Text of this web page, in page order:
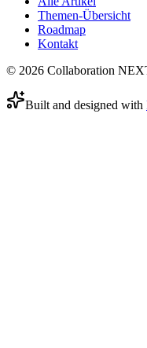
Themen-Übersicht
Roadmap
Kontakt
© 2026 Collaboration
Built and designed with